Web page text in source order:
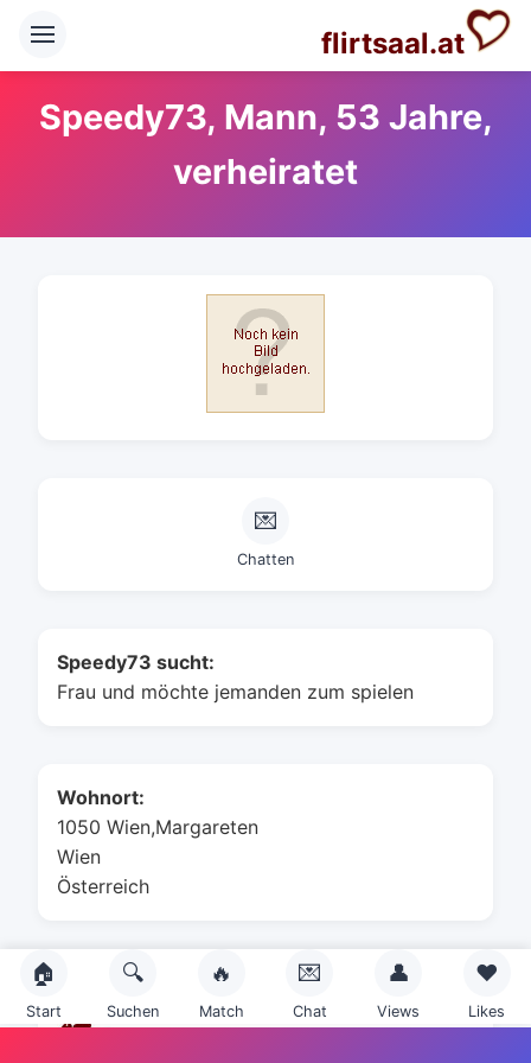
flirtsaal.at
Speedy73, Mann, 53 Jahre,
verheiratet
💌
Chatten
Speedy73 sucht:
Frau und möchte jemanden zum spielen
Wohnort:
1050 Wien,Margareten
Wien
Österreich
🏠
Start
🔍
Suchen
🔥
Match
💌
Chat
👤
Views
❤️
Likes